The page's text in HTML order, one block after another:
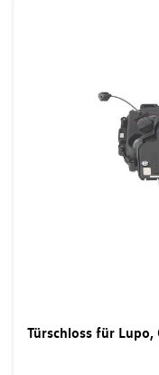
Türschloss für Lupo,